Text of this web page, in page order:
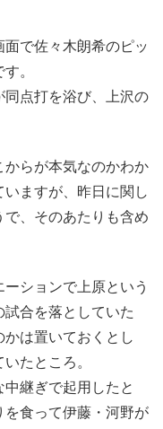
面で佐々木朗希のピッ
。
点打を浴び、上沢の
らが本気なのかわか
ますが、昨日に関し
、そのあたりも含め
ションで上原という
合を落としていた
は置いておくとし
たところ。
継ぎで起用したと
食って伊藤・河野が